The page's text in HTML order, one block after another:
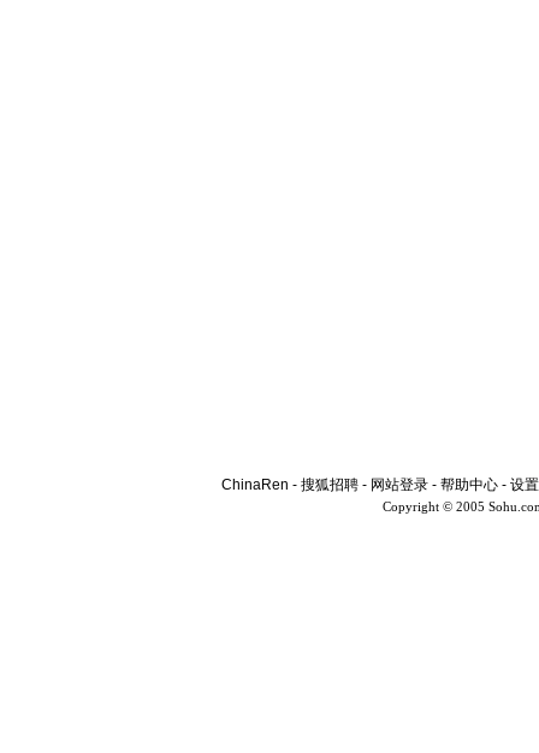
ChinaRen - 搜狐招聘 - 网站登录 - 帮助中心 - 设
Copyright © 2005